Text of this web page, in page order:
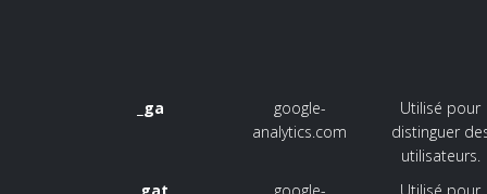
_ga
google-
analytics.com
Utilisé pour
distinguer
utilisateurs.